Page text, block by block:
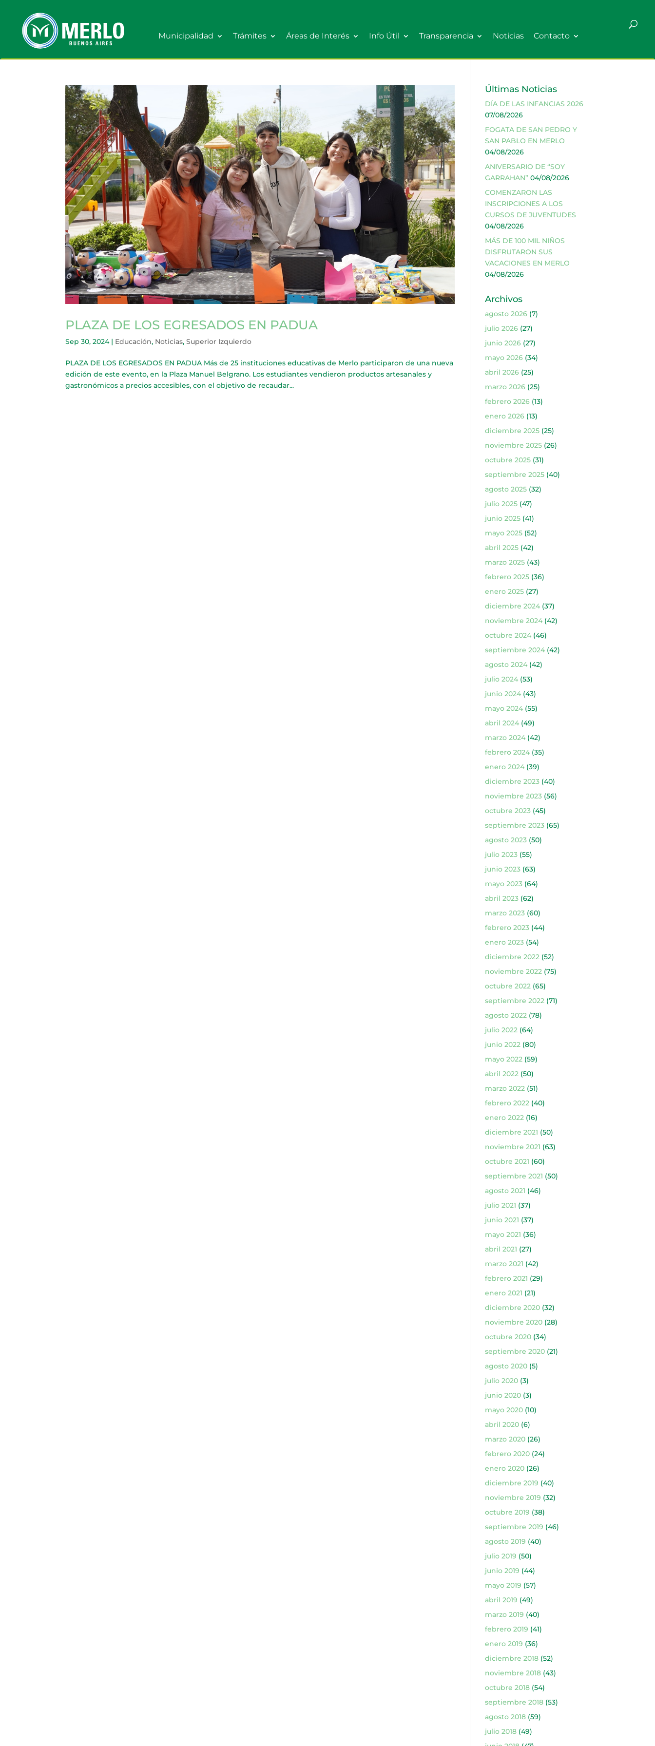
Municipalidad Trámites Áreas de Interés Info Útil Transparencia Noticias Contacto
PLAZA DE LOS EGRESADOS EN PADUA
Sep 30, 2024| Educación, Noticias,Superior Izquierdo
PLAZA DE LOS EGRESADOS EN PADUA Más de 25 instituciones educativas de Merlo participaron de una nueva
edición de este evento, en la Plaza Manuel Belgrano. Los estudiantes vendieron productos artesanales y
gastronómicos a precios accesibles, con el objetivo de recaudar...
Últimas Noticias
DÍA DE LAS INFANCIAS 2026
07/08/2026
FOGATA DE SAN PEDRO Y
SAN PABLO EN MERLO
04/08/2026
ANIVERSARIO DE “SOY
GARRAHAN” 04/08/2026
COMENZARON LAS
INSCRIPCIONES A LOS
CURSOS DE JUVENTUDES
04/08/2026
MÁS DE 100 MIL NIÑOS
DISFRUTARON SUS
VACACIONES EN MERLO
04/08/2026
Archivos
agosto 2026(7)
julio 2026(27)
junio 2026(27)
mayo 2026(34)
abril 2026(25)
marzo 2026(25)
febrero 2026(13)
enero 2026(13)
diciembre 2025(25)
noviembre 2025(26)
octubre 2025(31)
septiembre 2025(40)
agosto 2025(32)
julio 2025(47)
junio 2025(41)
mayo 2025(52)
abril 2025(42)
marzo 2025(43)
febrero 2025(36)
enero 2025(27)
diciembre 2024(37)
noviembre 2024(42)
octubre 2024(46)
septiembre 2024(42)
agosto 2024(42)
julio 2024(53)
junio 2024(43)
mayo 2024(55)
abril 2024(49)
marzo 2024(42)
febrero 2024(35)
enero 2024(39)
diciembre 2023(40)
noviembre 2023(56)
octubre 2023(45)
septiembre 2023(65)
agosto 2023(50)
julio 2023(55)
junio 2023(63)
mayo 2023(64)
abril 2023(62)
marzo 2023(60)
febrero 2023(44)
enero 2023(54)
diciembre 2022(52)
noviembre 2022(75)
octubre 2022(65)
septiembre 2022(71)
agosto 2022(78)
julio 2022(64)
junio 2022(80)
mayo 2022(59)
abril 2022(50)
marzo 2022(51)
febrero 2022(40)
enero 2022(16)
diciembre 2021 (50)
noviembre 2021 (63)
octubre 2021 (60)
septiembre 2021 (50)
agosto 2021 (46)
julio 2021 (37)
junio 2021 (37)
mayo 2021 (36)
abril 2021 (27)
marzo 2021 (42)
febrero 2021 (29)
enero 2021 (21)
diciembre 2020(32)
noviembre 2020(28)
octubre 2020(34)
septiembre 2020(21)
agosto 2020(5)
julio 2020(3)
junio 2020(3)
mayo 2020(10)
abril 2020(6)
marzo 2020(26)
febrero 2020(24)
enero 2020(26)
diciembre 2019 (40)
noviembre 2019 (32)
octubre 2019 (38)
septiembre 2019 (46)
agosto 2019 (40)
julio 2019 (50)
junio 2019 (44)
mayo 2019 (57)
abril 2019 (49)
marzo 2019 (40)
febrero 2019 (41)
enero 2019 (36)
diciembre 2018(52)
noviembre 2018(43)
octubre 2018(54)
septiembre 2018(53)
agosto 2018(59)
julio 2018(49)